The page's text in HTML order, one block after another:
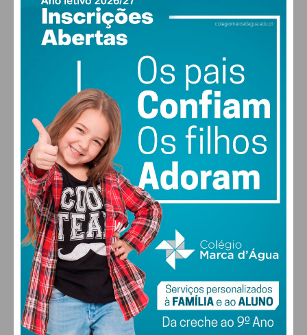
27°
few clouds
MAX 27 • MIN 27
28°
SÁB
27
DOM
28 °
SEG
30 °
TER
FARMACIAS DE SERVIÇO EM PAÇOS DE
FERREIRA